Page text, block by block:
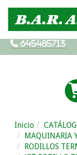
645485713
Inicio
MAQUINARIA
RODILLOS